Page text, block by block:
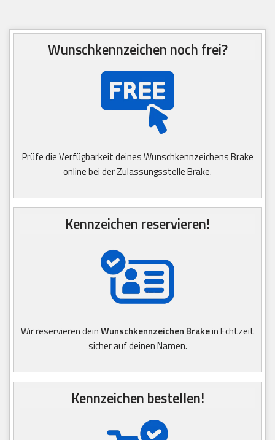
Wunschkennzeichen noch frei?
Prüfe die Verfügbarkeit deines Wunschkennzeichens Brake
online bei der Zulassungsstelle Brake.
Kennzeichen reservieren!
Wir reservieren deinWunschkennzeichen Brakein Echtzeit
sicher auf deinen Namen.
Kennzeichen bestellen!